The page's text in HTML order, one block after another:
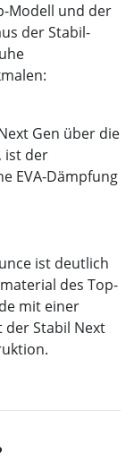
Modell und der
der Stabil-
Gen über die
ist der
EVA-Dämpfung
ist deutlich
des Top-
mit einer
der Stabil Next